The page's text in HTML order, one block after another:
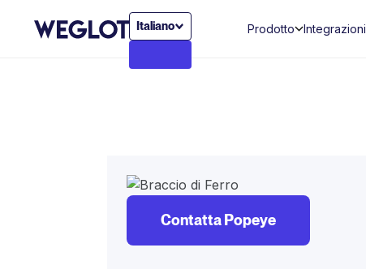
Italiano Prodotto Integrazioni
Contatta Popeye